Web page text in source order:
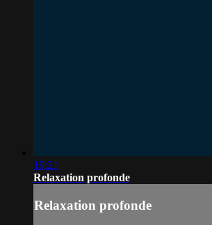
19:21
Relaxation profonde
Relaxation profonde